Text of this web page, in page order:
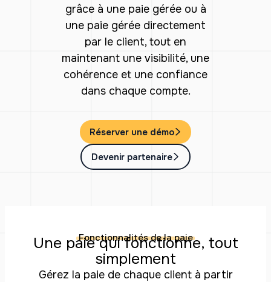
grâce à une paie gérée ou à
une paie gérée directement
par le client, tout en
maintenant une visibilité, une
cohérence et une confiance
dans chaque compte.
Réserver une démo
Devenir partenaire
Fonctionnalités de la paie
Une paie qui fonctionne, tout
simplement
Gérez la paie de chaque client à partir